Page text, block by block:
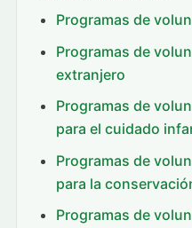
Programas de
Programas de
extranjero
Programas de
para el cuidado
Programas de
para la
Programas de